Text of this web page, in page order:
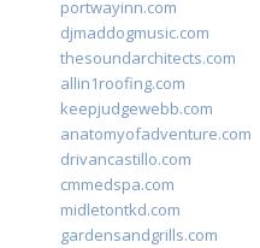
portwayinn.com
djmaddogmusic.com
thesoundarchitects.com
allin1roofing.com
keepjudgewebb.com
anatomyofadventure.com
drivancastillo.com
cmmedspa.com
midletontkd.com
gardensandgrills.com